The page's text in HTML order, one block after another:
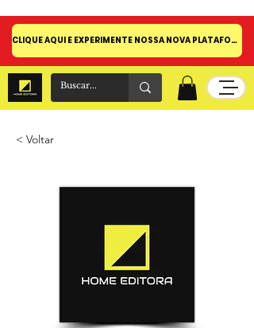
CLIQUE AQUI E EXPERIMENTE NOSSA NOVA PLATAFORMA!
< Voltar